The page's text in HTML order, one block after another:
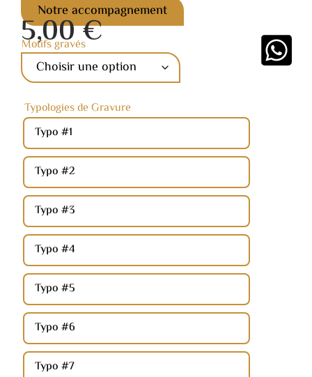
Notre accompagnement
5,00€
Motifs gravés
Typologies de Gravure
Typo #1
Typo #2
Typo #3
Typo #4
Typo #5
Typo #6
Typo #7